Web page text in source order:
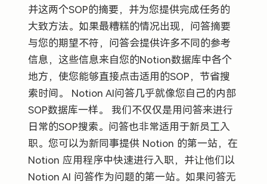
并这两个SOP的摘要，并为您提供完成任务的
大致方法。如果最糟糕的情况出现，问答摘要
与您的期望不符，问答会提供许多不同的参考
信息，这些信息来自您的Notion数据库中各个
地方，使您能够直接点击适用的SOP，节省搜
索时间。 Notion AI问答几乎就像您自己的内部
SOP数据库一样。 我们不仅仅是用问答来进行
日常的SOP搜索。问答也非常适用于新员工入
职。您可以为新同事提供 Notion 的第一站，在
Notion 应用程序中快速进行入职，并让他们以
Notion AI 问答作为问题的第一站。如果问答无